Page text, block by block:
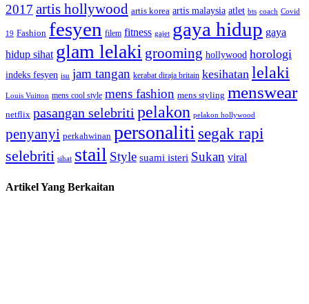
2017 artis hollywood artis korea artis malaysia atlet bts coach Covid
19 Fashion fesyen filem fitness gajet gaya hidup gaya
hidup sihat glam lelaki grooming hollywood horologi
indeks fesyen isu jam tangan kerabat diraja britain kesihatan lelaki
Louis Vuitton mens cool style mens fashion mens styling menswear
netflix pasangan selebriti pelakon pelakon hollywood
penyanyi perkahwinan personalitisegak rapi
selebriti sihat stail Style suami isteri Sukan viral
Artikel Yang Berkaitan